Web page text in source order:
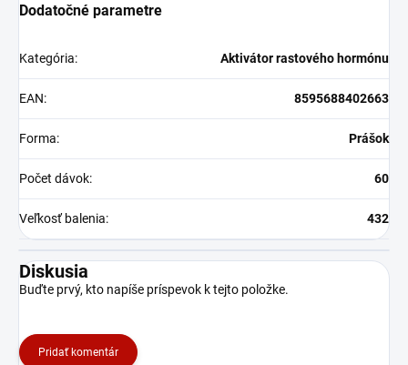
Dodatočné parametre
Kategória: Aktivátor rastového hormónu
EAN: 8595688402663
Forma: Prášok
Počet dávok: 60
Veľkosť balenia: 432
Diskusia
Buďte prvý, kto napíše príspevok k tejto položke.
Pridať komentár